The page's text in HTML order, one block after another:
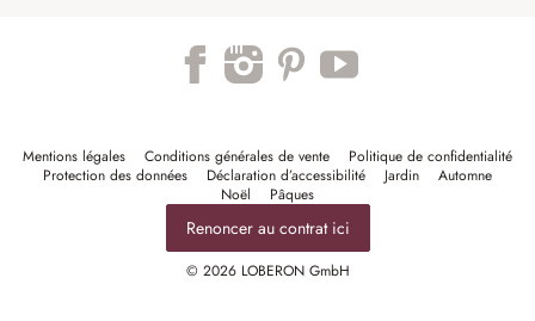
Mentions légales Conditions générales de vente
Politique de confidentialité
Protection des données
Déclaration d’accessibilité Jardin
Automne
Noël
Pâques
Renoncer au contrat ici
© 2026 LOBERON GmbH